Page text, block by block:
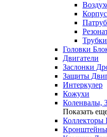
Головки
Двигатели
Заслонки
Защиты
Интеркулер
Кожухи
Коленвалы,
Показать
Кронштейны